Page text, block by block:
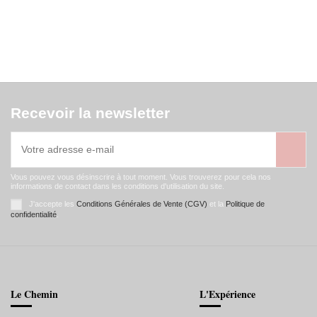
Recevoir la newsletter
Vous pouvez vous désinscrire à tout moment. Vous trouverez pour cela nos
informations de contact dans les conditions d'utilisation du site.
J'accepte les Conditions Générales de Vente (CGV) et la Politique de
confidentialité
Le Chemin L'Expérience